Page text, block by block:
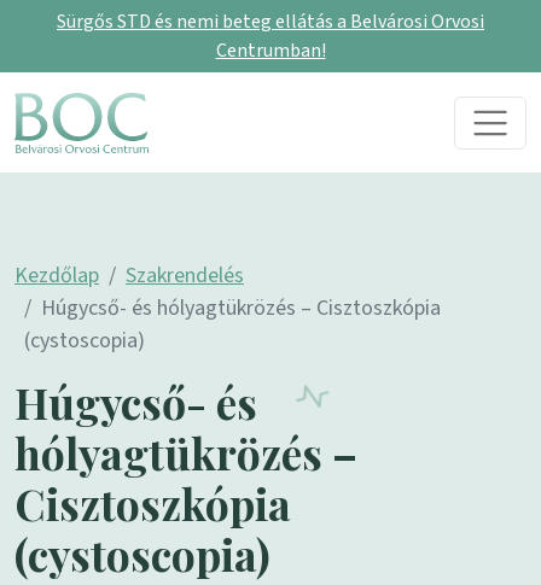
Sürgős STD és nemi beteg ellátás a Belvárosi Orvosi
Centrumban!
Skip to content
Main Navigation
Kezdőlap
Szakrendelés
Húgycső- és hólyagtükrözés – Cisztoszkópia
(cystoscopia)
Húgycső- és
hólyagtükrözés –
Cisztoszkópia
(cystoscopia)